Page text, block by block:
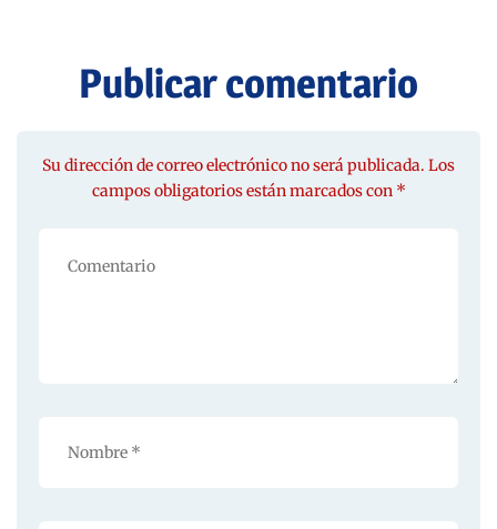
Publicar comentario
Su dirección de correo electrónico no será publicada. Los
campos obligatorios están marcados con *